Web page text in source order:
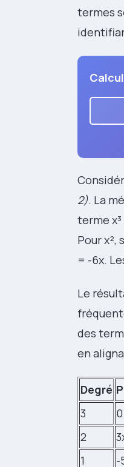
termes
2). La
terme
Pour x²,
= -6x.
Le
des
en
Degré
3
0
2
1
-